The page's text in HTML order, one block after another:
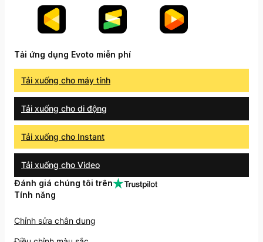
Tải ứng dụng Evoto miễn phí
Tải xuống cho máy tính
Tải xuống cho di động
Tải xuống cho Instant
Tải xuống cho Video
Đánh giá chúng tôi trên
Tính năng
Chỉnh sửa chân dung